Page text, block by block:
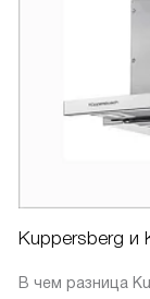
Kuppersberg и
В чем разница